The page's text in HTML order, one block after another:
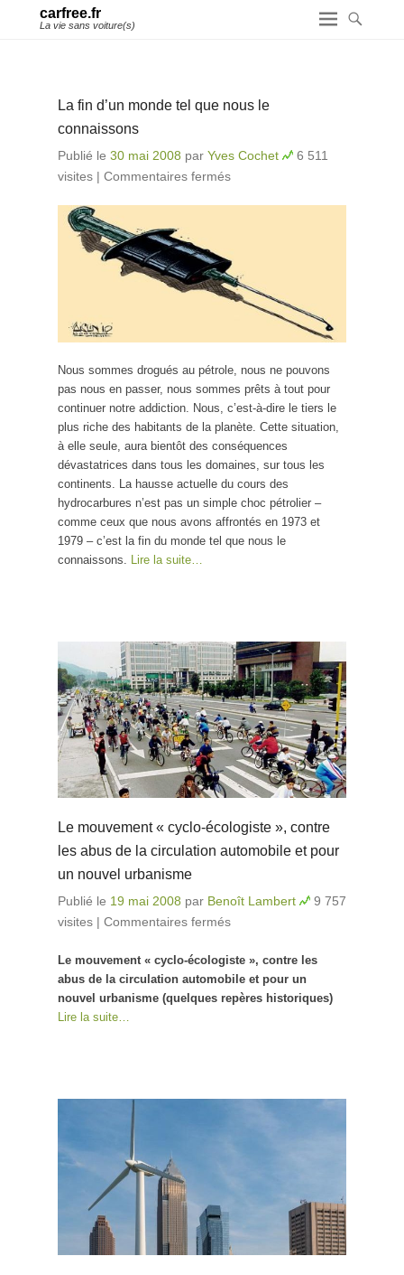
carfree.fr
La vie sans voiture(s)
La fin d’un monde tel que nous le
connaissons
Publié le 30 mai 2008 par Yves Cochet
6 511
visites | Commentaires fermés
Nous sommes drogués au pétrole, nous ne pouvons
pas nous en passer, nous sommes prêts à tout pour
continuer notre addiction. Nous, c’est-à-dire le tiers le
plus riche des habitants de la planète. Cette situation,
à elle seule, aura bientôt des conséquences
dévastatrices dans tous les domaines, sur tous les
continents. La hausse actuelle du cours des
hydrocarbures n’est pas un simple choc pétrolier –
comme ceux que nous avons affrontés en 1973 et
1979 – c’est la fin du monde tel que nous le
connaissons. Lire la suite…
Le mouvement « cyclo-écologiste », contre
les abus de la circulation automobile et pour
un nouvel urbanisme
Publié le 19 mai 2008 par Benoît Lambert
9 757
visites | Commentaires fermés
contre les abus de la
circulation automobile
et pour un nouvel
Le mouvement « cyclo-écologiste », contre les
abus de la circulation automobile et pour un
nouvel urbanisme (quelques repères historiques)
Lire la suite…